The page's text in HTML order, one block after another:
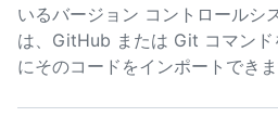
いるバージョン コントロールシ
は、GitHub または Git コマン
にそのコードをインポートできま